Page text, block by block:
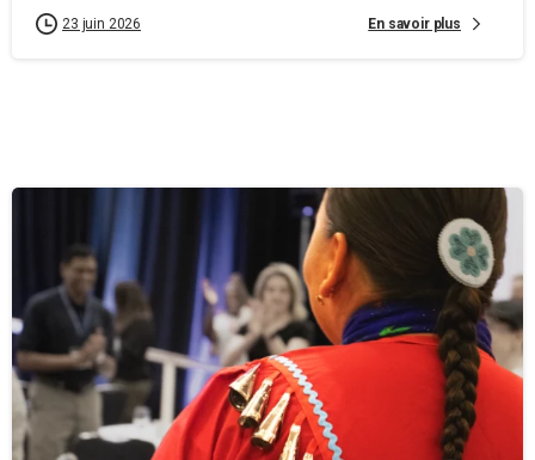
23 juin 2026 En savoir plus